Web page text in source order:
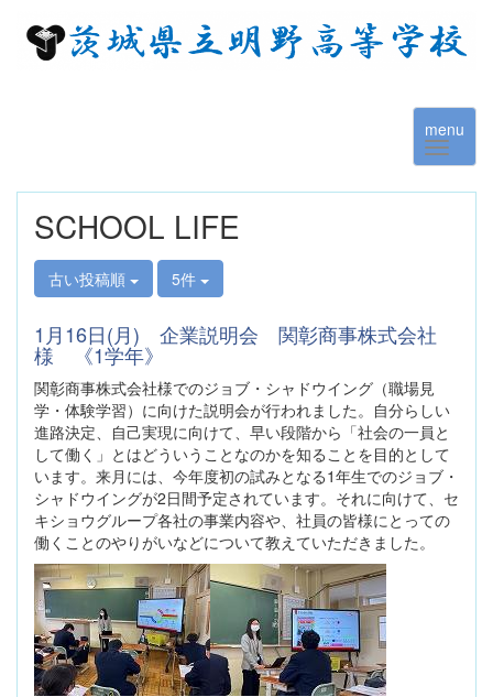
menu
SCHOOL LIFE
古い投稿順 5件
1月16日(月) 企業説明会 関彰商事株式会社
様 《1学年》
関彰商事株式会社様でのジョブ・シャドウイング（職場見
学・体験学習）に向けた説明会が行われました。自分らしい
進路決定、自己実現に向けて、早い段階から「社会の一員と
して働く」とはどういうことなのかを知ることを目的として
います。来月には、今年度初の試みとなる1年生でのジョブ・
シャドウイングが2日間予定されています。それに向けて、セ
キショウグループ各社の事業内容や、社員の皆様にとっての
働くことのやりがいなどについて教えていただきました。